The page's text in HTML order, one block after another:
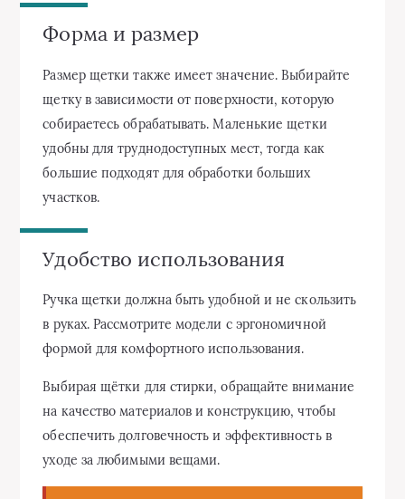
Форма и размер
Размер щетки также имеет значение. Выбирайте
щетку в зависимости от поверхности, которую
собираетесь обрабатывать. Маленькие щетки
удобны для труднодоступных мест, тогда как
большие подходят для обработки больших
участков.
Удобство использования
Ручка щетки должна быть удобной и не скользить
в руках. Рассмотрите модели с эргономичной
формой для комфортного использования.
Выбирая щётки для стирки, обращайте внимание
на качество материалов и конструкцию, чтобы
обеспечить долговечность и эффективность в
уходе за любимыми вещами.